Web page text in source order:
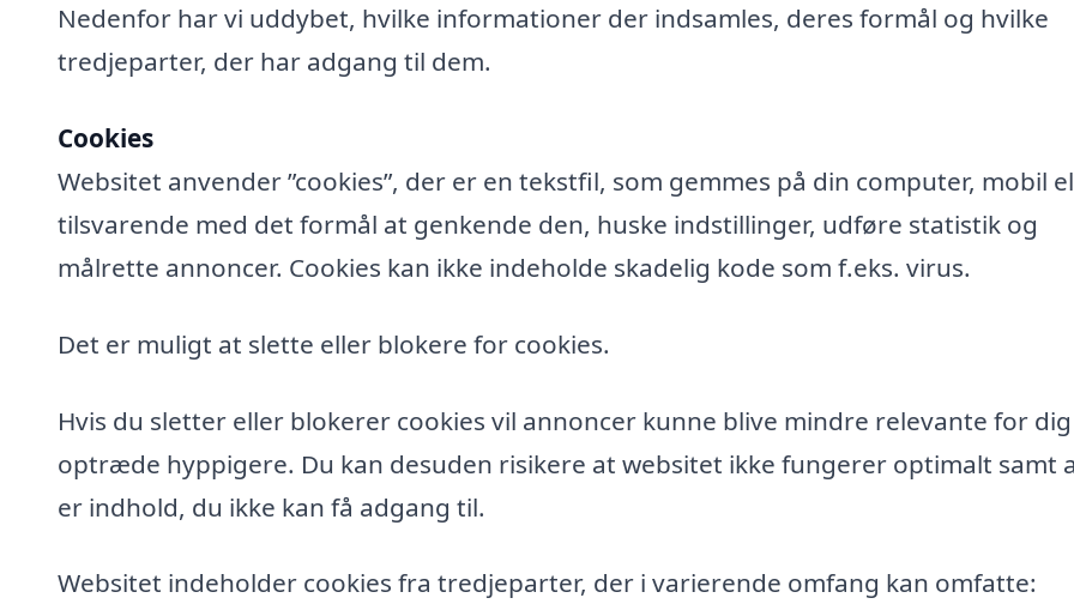
Nedenfor har vi uddybet, hvilke informationer der indsamles, deres formål og hvilke
tredjeparter, der har adgang til dem.
Cookies
Websitet anvender ”cookies”, der er en tekstfil, som gemmes på din computer, mobil
tilsvarende med det formål at genkende den, huske indstillinger, udføre statistik og
målrette annoncer. Cookies kan ikke indeholde skadelig kode som f.eks. virus.
Det er muligt at slette eller blokere for cookies.
Hvis du sletter eller blokerer cookies vil annoncer kunne blive mindre relevante for
optræde hyppigere. Du kan desuden risikere at websitet ikke fungerer optimalt samt
er indhold, du ikke kan få adgang til.
Websitet indeholder cookies fra tredjeparter, der i varierende omfang kan omfatte: